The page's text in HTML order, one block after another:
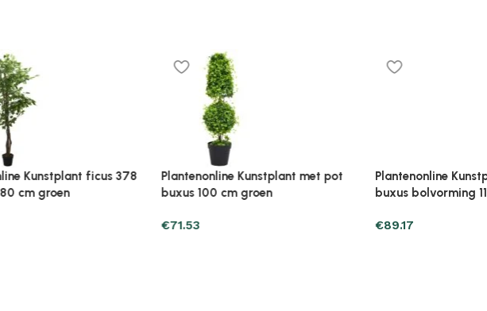
pot
Plantenonline Kunstplant met pot
cycaspalm 90 cm groen
Plantenonline Kunstplant met pot
cycaspalm 90 cm groen